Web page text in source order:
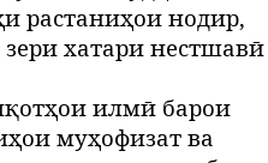
растаниҳои нодир,
хатари нестшавӣ
илмӣ барои
муҳофизат ва